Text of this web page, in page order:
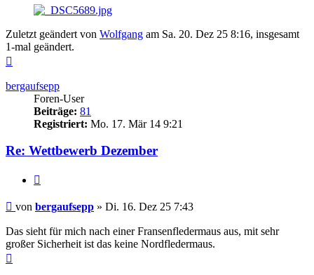
Zuletzt geändert von Wolfgang am Sa. 20. Dez 25 8:16, insgesamt
1-mal geändert.
bergaufsepp
Foren-User
Beiträge: 81
Registriert: Mo. 17. Mär 14 9:21
Re: Wettbewerb Dezember
Beitrag
von bergaufsepp » Di. 16. Dez 25 7:43
Das sieht für mich nach einer Fransenfledermaus aus, mit sehr
großer Sicherheit ist das keine Nordfledermaus.